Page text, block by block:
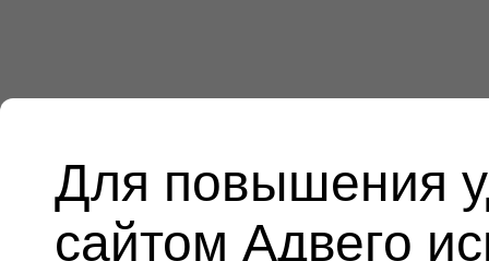
Для повышения
сайтом Адвего